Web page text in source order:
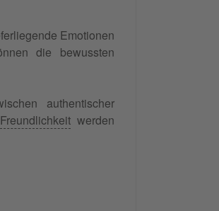
Emotionen
die bewussten
authentischer
Freundlichkeit werden